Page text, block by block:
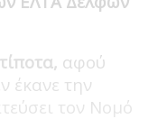
αφού
έκανε την
τον Νομό